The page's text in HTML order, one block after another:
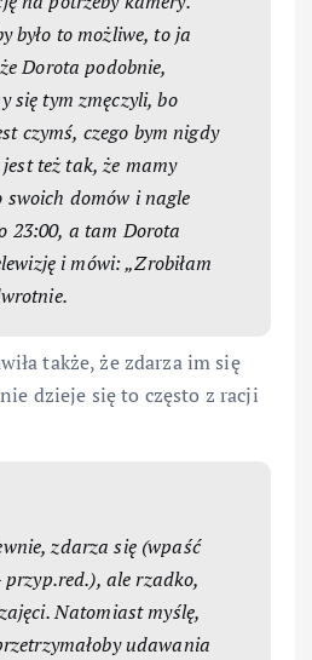
było to możliwe, to ja
Dorota podobnie,
się tym zmęczyli, bo
czymś, czego bym nigdy
też tak, że mamy
domów i nagle
23:00, a tam Dorota
i mówi: „Zrobiłam
także, że zdarza im się
dzieje się to często z racji
zdarza się (wpaść
ale rzadko,
Natomiast myślę,
udawania